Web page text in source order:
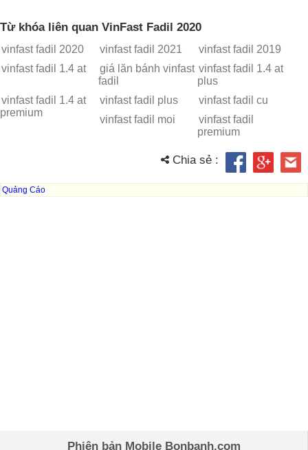
Từ khóa liên quan VinFast Fadil 2020
vinfast fadil 2020 vinfast fadil 2021
vinfast fadil 2019
vinfast fadil 1.4 at
giá lăn bánh vinfast
fadil
vinfast fadil 1.4 at
plus
vinfast fadil 1.4 at
premium
vinfast fadil plus
vinfast fadil cu
vinfast fadil moi
vinfast fadil
premium
Chia sẻ :
Quảng Cáo
Phiên bản Mobile Bonbanh.com